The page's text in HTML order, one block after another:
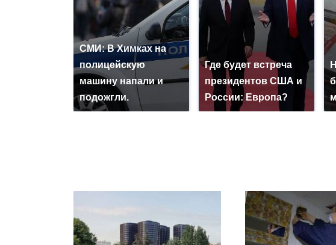
СМИ: В Химках на
полицейскую
машину напали и
подожгли.
Где будет встреча
президентов США и
России: Европа?